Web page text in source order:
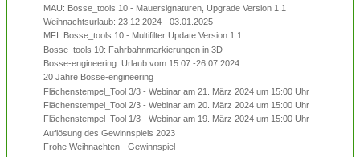
MAU: Bosse_tools 10 - Mauersignaturen, Upgrade Version 1.1
Weihnachtsurlaub: 23.12.2024 - 03.01.2025
MFI: Bosse_tools 10 - Multifilter Update Version 1.1
Bosse_tools 10: Fahrbahnmarkierungen in 3D
Bosse-engineering: Urlaub vom 15.07.-26.07.2024
20 Jahre Bosse-engineering
Flächenstempel_Tool 3/3 - Webinar am 21. März 2024 um 15:00 Uhr
Flächenstempel_Tool 2/3 - Webinar am 20. März 2024 um 15:00 Uhr
Flächenstempel_Tool 1/3 - Webinar am 19. März 2024 um 15:00 Uhr
Auflösung des Gewinnspiels 2023
Frohe Weihnachten - Gewinnspiel